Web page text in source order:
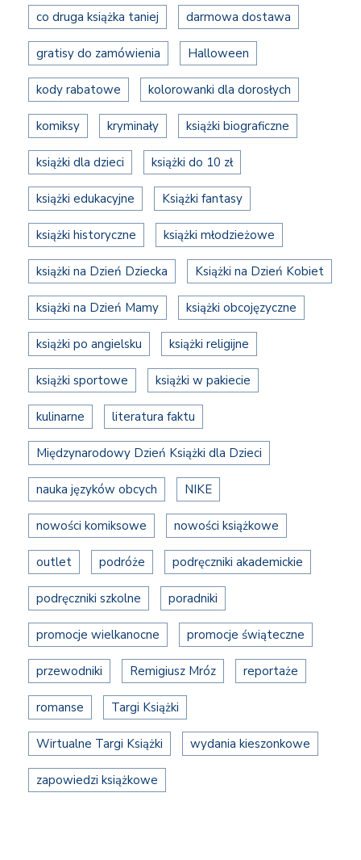
co druga książka taniej darmowa dostawa
gratisy do zamówienia Halloween
kody rabatowe kolorowanki dla dorosłych
komiksy kryminały książki biograficzne
książki dla dzieci książki do 10 zł
książki edukacyjne Książki fantasy
książki historyczne książki młodzieżowe
książki na Dzień Dziecka Książki na Dzień Kobiet
książki na Dzień Mamy książki obcojęzyczne
książki po angielsku książki religijne
książki sportowe książki w pakiecie
kulinarne literatura faktu
Międzynarodowy Dzień Książki dla Dzieci
nauka języków obcych NIKE
nowości komiksowe nowości książkowe
outlet podróże podręczniki akademickie
podręczniki szkolne poradniki
promocje wielkanocne promocje świąteczne
przewodniki Remigiusz Mróz reportaże
romanse Targi Książki
Wirtualne Targi Książki wydania kieszonkowe
zapowiedzi książkowe